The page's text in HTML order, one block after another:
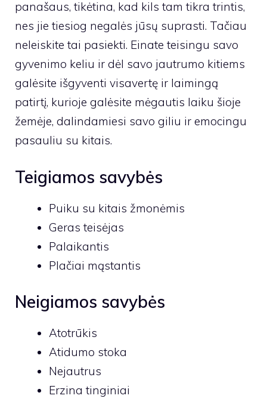
panašaus, tikėtina, kad kils tam tikra trintis,
nes jie tiesiog negalės jūsų suprasti. Tačiau
neleiskite tai pasiekti. Einate teisingu savo
gyvenimo keliu ir dėl savo jautrumo kitiems
galėsite išgyventi visavertę ir laimingą
patirtį, kurioje galėsite mėgautis laiku šioje
žemėje, dalindamiesi savo giliu ir emocingu
pasauliu su kitais.
Teigiamos savybės
Puiku su kitais žmonėmis
Geras teisėjas
Palaikantis
Plačiai mąstantis
Neigiamos savybės
Atotrūkis
Atidumo stoka
Nejautrus
Erzina tinginiai